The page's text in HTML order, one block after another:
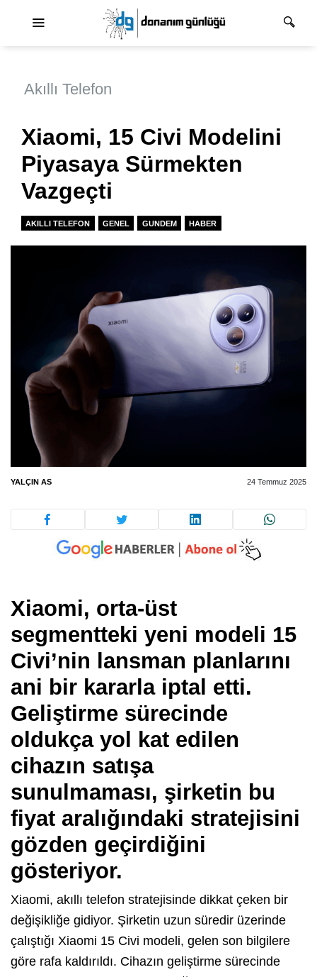
Akıllı Telefon
Xiaomi, 15 Civi Modelini
Piyasaya Sürmekten
Vazgeçti
AKILLI TELEFON GENEL GUNDEM HABER
YALÇIN AS 24 Temmuz 2025
Xiaomi, orta-üst
segmentteki yeni modeli 15
Civi’nin lansman planlarını
ani bir kararla iptal etti.
Geliştirme sürecinde
oldukça yol kat edilen
cihazın satışa
sunulmaması, şirketin bu
fiyat aralığındaki stratejisini
gözden geçirdiğini
gösteriyor.
Xiaomi, akıllı telefon stratejisinde dikkat çeken bir
değişikliğe gidiyor. Şirketin uzun süredir üzerinde
çalıştığı Xiaomi 15 Civi modeli, gelen son bilgilere
göre rafa kaldırıldı. Cihazın geliştirme sürecinde